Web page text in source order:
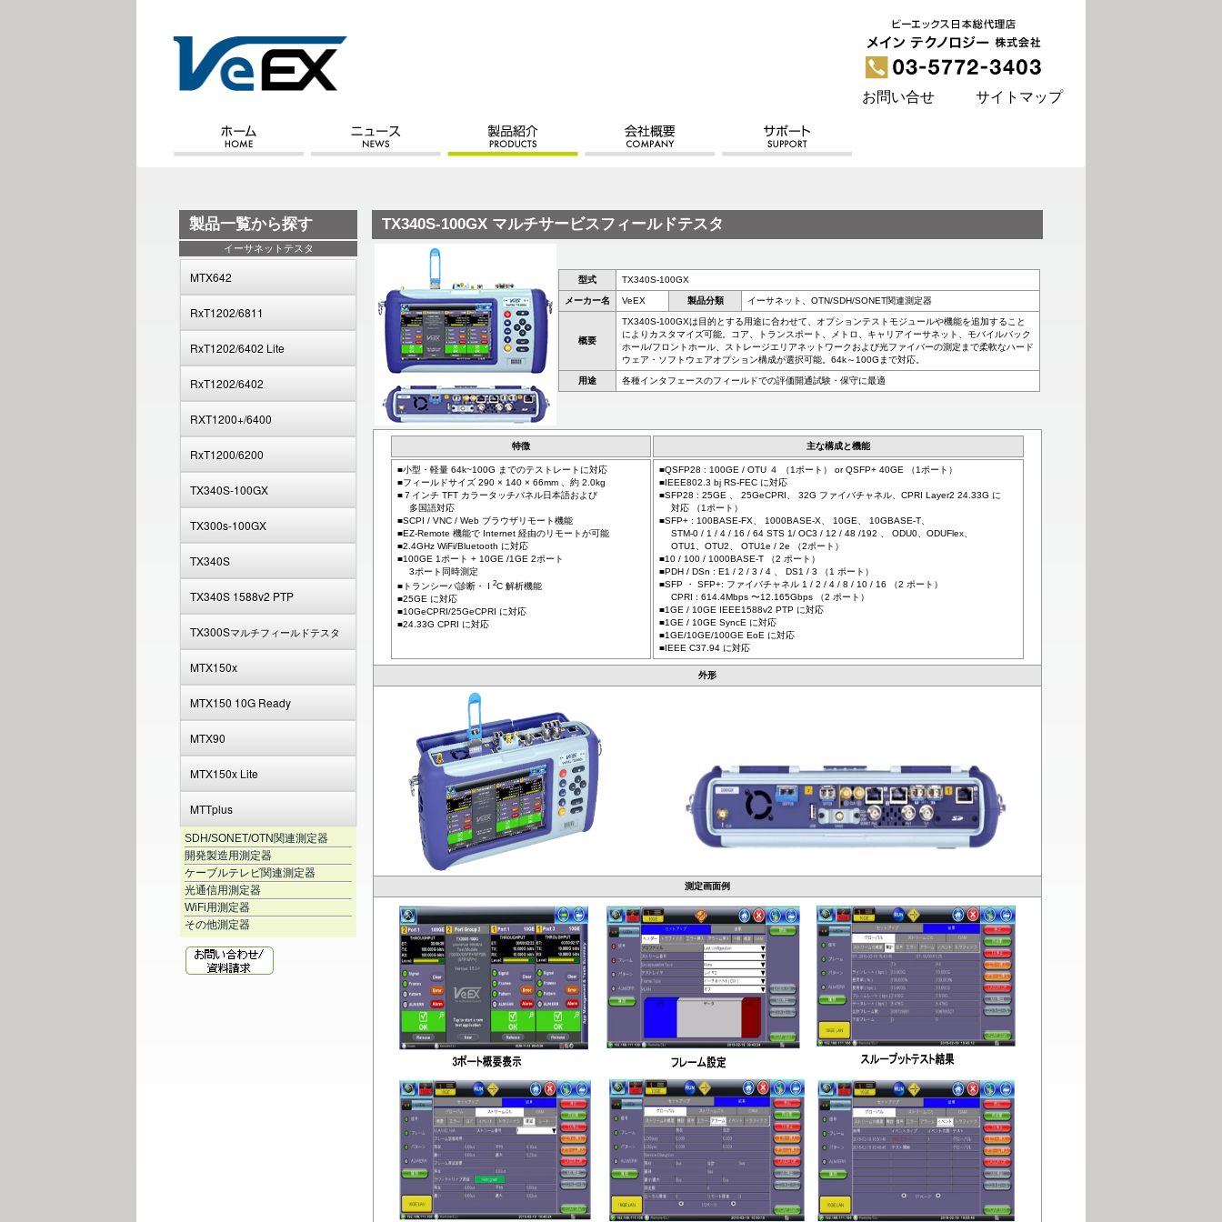
お問い合せ サイトマップ
製品一覧から探す
イーサネットテスタ
MTX642
RxT1202/6811
RxT1202/6402 Lite
RxT1202/6402
RXT1200+/6400
RxT1200/6200
TX340S-100GX
TX300s-100GX
TX340S
TX340S 1588v2 PTP
TX300Sマルチフィールドテスタ
MTX150x
MTX150 10G Ready
MTX90
MTX150x Lite
MTTplus
SDH/SONET/OTN関連測定器
開発製造用測定器
ケーブルテレビ関連測定器
光通信用測定器
WiFi用測定器
その他測定器
TX340S-100GX マルチサービスフィールドテスタ
型式 TX340S-100GX
メーカー名 VeEX 製品分類 イーサネット、OTN/SDH/SONET関連測定器
概要
TX340S-100GXは目的とする用途に合わせて、オプションテストモジュールや機能を追加すること
によりカスタマイズ可能。コア、トランスポート、メトロ、キャリアイーサネット、モバイルバック
ホール/フロントホール、ストレージエリアネットワークおよび光ファイバーの測定まで柔軟なハード
ウェア・ソフトウェアオプション構成が選択可能。64k～100Gまで対応。
用途 各種インタフェースのフィールドでの評価開通試験・保守に最適
特徴 主な構成と機能
■小型・軽量 64k~100G までのテストレートに対応
■フィールドサイズ 290 × 140 × 66mm 、約 2.0kg
■７インチ TFT カラータッチパネル日本語および
多国語対応
■SCPI / VNC / Web ブラウザリモート機能
■EZ-Remote 機能で Internet 経由のリモートが可能
■2.4GHz WiFi/Bluetooth に対応
■100GE 1ポート + 10GE /1GE 2ポート
3ポート同時測定
■トランシーバ診断・ I 2C 解析機能
■25GE に対応
■10GeCPRI/25GeCPRI に対応
■24.33G CPRI に対応
■QSFP28 : 100GE / OTU ４ （1ポート） or QSFP+ 40GE （1ポート）
■IEEE802.3 bj RS-FEC に対応
■SFP28 : 25GE 、 25GeCPRI、 32G ファイバチャネル、CPRI Layer2 24.33G に
対応 （1ポート）
■SFP+ : 100BASE-FX、 1000BASE-X、 10GE、 10GBASE-T、
STM-0 / 1 / 4 / 16 / 64 STS 1/ OC3 / 12 / 48 /192 、 ODU0、ODUFlex、
OTU1、OTU2、 OTU1e / 2e （2ポート）
■10 / 100 / 1000BASE-T （2 ポート）
■PDH / DSn : E1 / 2 / 3 / 4 、 DS1 / 3 （1 ポート）
■SFP ・ SFP+: ファイバチャネル 1 / 2 / 4 / 8 / 10 / 16 （2 ポート）
CPRI : 614.4Mbps 〜12.165Gbps （2 ポート）
■1GE / 10GE IEEE1588v2 PTP に対応
■1GE / 10GE SyncE に対応
■1GE/10GE/100GE EoE に対応
■IEEE C37.94 に対応
外形
測定画面例